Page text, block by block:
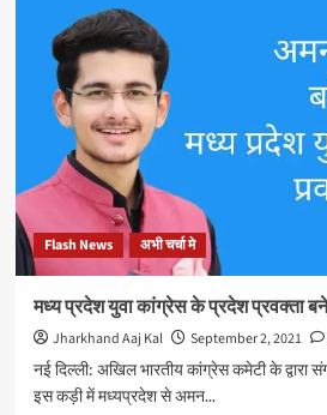
शामिल
में
ऑनलाइन
रजिस्ट्रेशन
सेवा
शुरू
Flash News अभी चर्चा मे
मध्य प्रदेश युवा कांग्रेस के प्रदेश प्रवक्ता
Jharkhand Aaj Kal September 2, 2021
नई दिल्ली: अखिल भारतीय कांग्रेस कमेटी के द्वारा
इस कड़ी में मध्यप्रदेश से अमन...